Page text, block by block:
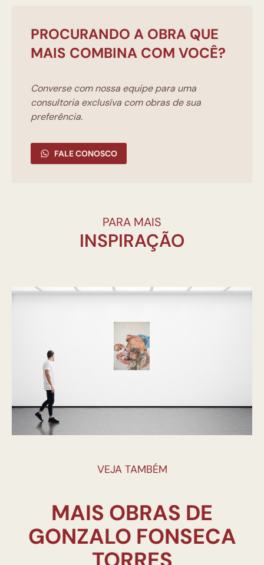
PROCURANDO A OBRA QUE
MAIS COMBINA COM VOCÊ?
Converse com nossa equipe para uma
consultoria exclusíva com obras de sua
preferência.
FALE CONOSCO
PARA MAIS
INSPIRAÇÃO
VEJA TAMBÉM
MAIS OBRAS DE
GONZALO FONSECA